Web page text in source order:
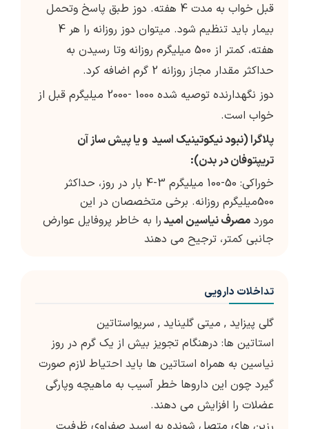
قبل خواب به مدت 4 هفته. دوز طبق پاسخ وتحمل
بیمار باید تنظیم شود. میتوان دوز روزانه را هر 4
هفته، کمتر از 500 میلیگرم روزانه وتا رسیدن به
حداکثر مقدار مجاز روزانه 2 گرم اضافه کرد.
دوز نگهدارنده توصیه شده 1000 -2000 میلیگرم قبل از
خواب است.
پلاگرا (نبود نیکوتینیک اسید و یا پیش ساز آن
تریپتوفان در بدن):
خوراکی: 50-100 میلیگرم 3-4 بار در روز، حداکثر
500میلیگرم روزانه. برخی متخصصان در این
مورد مصرف نیاسین امیدرا به خاطر پروفایل عوارض
جانبی کمتر، ترجیح می دهند
تداخلات دارویی
گلی پیزاید , میتی گلیناید , سریواستاتین
استاتین ها: درهنگام تجویز بیش از یک گرم در روز
نیاسین به همراه استاتین ها باید احتیاط لازم صورت
گیرد چون این داروها خطر آسیب به ماهیچه وپارگی
عضلات را افزایش می دهند.